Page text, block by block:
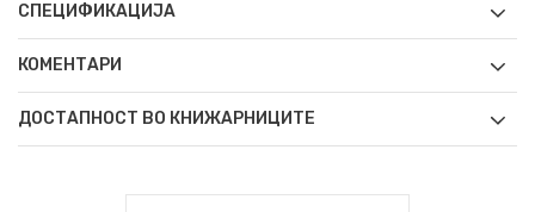
СПЕЦИФИКАЦИЈА
КОМЕНТАРИ
ДОСТАПНОСТ ВО КНИЖАРНИЦИТЕ